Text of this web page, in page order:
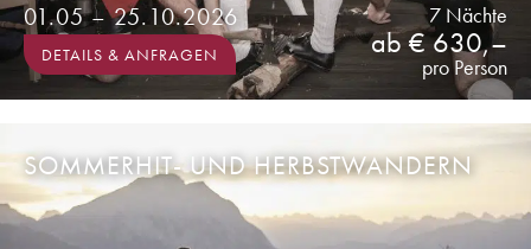
pro Person
ab € 630,–
7 Nächte
DETAILS & ANFRAGEN
01.05 – 25.10.2026
SOMMERHIT- UND HERBSTWANDERN